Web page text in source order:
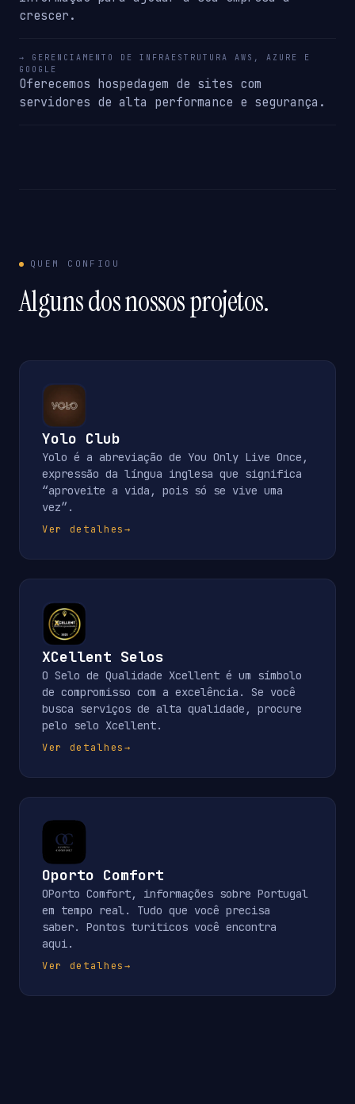
crescer.
→ GERENCIAMENTO DE INFRAESTRUTURA AWS, AZURE E
GOOGLE
Oferecemos hospedagem de sites com
servidores de alta performance e segurança.
QUEM CONFIOU
Alguns dos nossos projetos.
Yolo Club
Yolo é a abreviação de You Only Live Once,
expressão da língua inglesa que significa
“aproveite a vida, pois só se vive uma
vez”.
Ver detalhes→
XCellent Selos
O Selo de Qualidade Xcellent é um símbolo
de compromisso com a excelência. Se você
busca serviços de alta qualidade, procure
pelo selo Xcellent.
Ver detalhes→
Oporto Comfort
OPorto Comfort, informações sobre Portugal
em tempo real. Tudo que você precisa
saber. Pontos turiticos você encontra
aqui.
Ver detalhes→